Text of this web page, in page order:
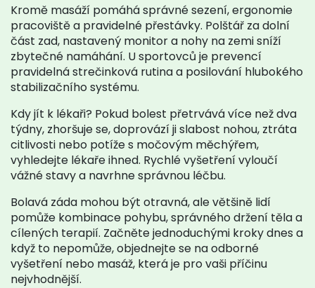
Kromě masáží pomáhá správné sezení, ergonomie
pracoviště a pravidelné přestávky. Polštář za dolní
část zad, nastavený monitor a nohy na zemi sníží
zbytečné namáhání. U sportovců je prevencí
pravidelná strečinková rutina a posilování hlubokého
stabilizačního systému.
Kdy jít k lékaři? Pokud bolest přetrvává více než dva
týdny, zhoršuje se, doprovází ji slabost nohou, ztráta
citlivosti nebo potíže s močovým měchýřem,
vyhledejte lékaře ihned. Rychlé vyšetření vyloučí
vážné stavy a navrhne správnou léčbu.
Bolavá záda mohou být otravná, ale většině lidí
pomůže kombinace pohybu, správného držení těla a
cílených terapií. Začněte jednoduchými kroky dnes a
když to nepomůže, objednejte se na odborné
vyšetření nebo masáž, která je pro vaši příčinu
nejvhodnější.